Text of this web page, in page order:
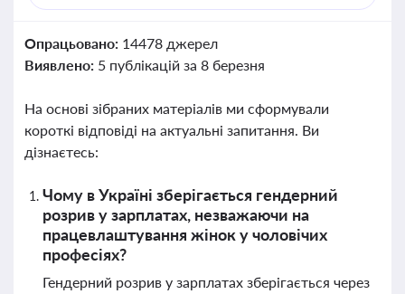
Опрацьовано: 14478 джерел
Виявлено: 5 публікацій за 8 березня
На основі зібраних матеріалів ми сформували
короткі відповіді на актуальні запитання. Ви
дізнаєтесь:
Чому в Україні зберігається гендерний
розрив у зарплатах, незважаючи на
працевлаштування жінок у чоловічих
професіях?
Гендерний розрив у зарплатах зберігається через